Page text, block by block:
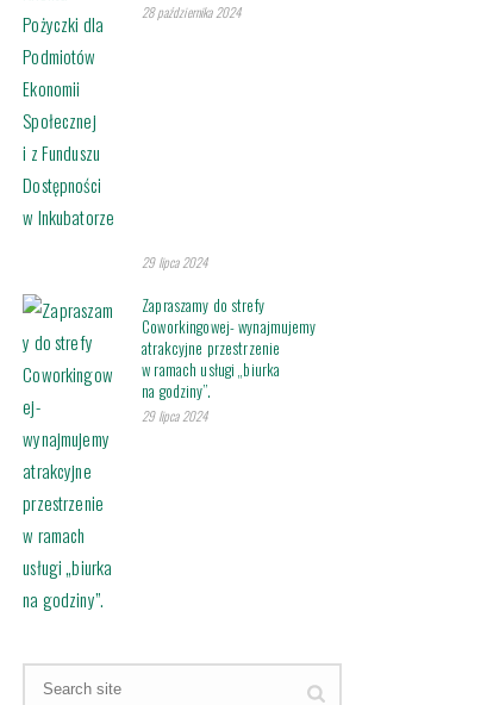
28 października 2024
29 lipca 2024
Zapraszamy do strefy
Coworkingowej- wynajmujemy
atrakcyjne przestrzenie
w ramach usługi „biurka
na godziny”.
29 lipca 2024